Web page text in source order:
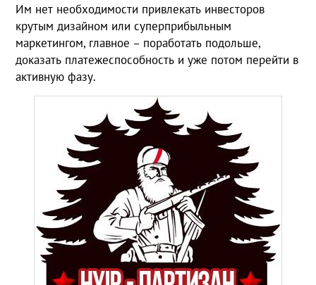
Им нет необходимости привлекать инвесторов
крутым дизайном или суперприбыльным
маркетингом, главное – поработать подольше,
доказать платежеспособность и уже потом перейти в
активную фазу.